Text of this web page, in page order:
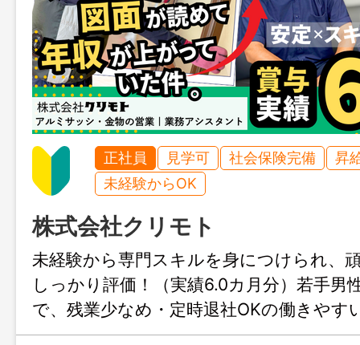
正社員 見学可 社会保険完備
昇
未経験からOK
株式会社クリモト
未経験から専門スキルを身につけられ、
しっかり評価！（実績6.0カ月分）若手男
で、残業少なめ・定時退社OKの働きやす
す。